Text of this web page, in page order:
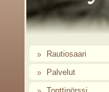
Rautiosaari
Palvelut